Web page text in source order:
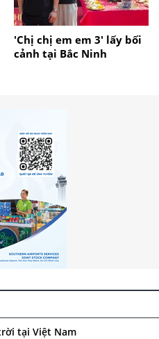
'Chị chị em em 3' lấy bối
cảnh tại Bắc Ninh
tại Việt Nam